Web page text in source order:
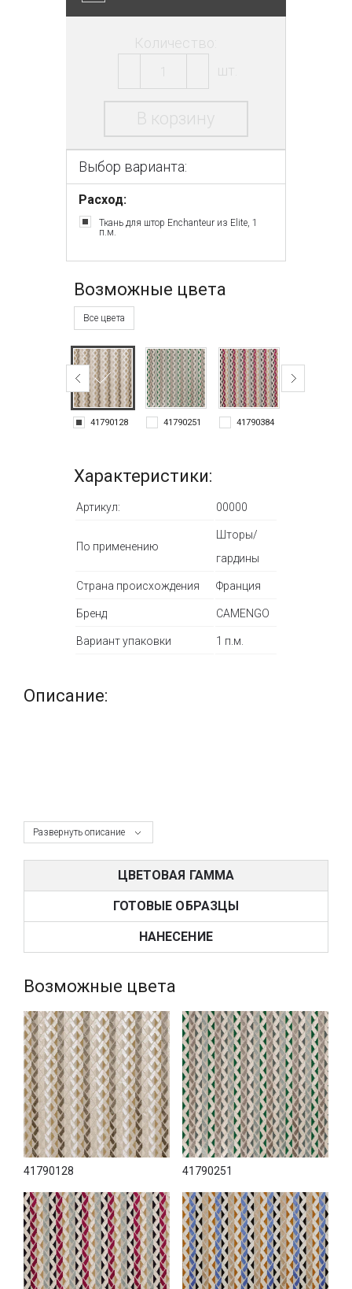
Количество:
шт.
В корзину
Выбор варианта:
Расход:
Ткань для штор Enchanteur из Elite, 1
п.м.
Возможные цвета
Все цвета
41790128 41790251 41790384
Характеристики:
Артикул: 00000
По применению
Шторы/
гардины
Страна происхождения Франция
Бренд CAMENGO
Вариант упаковки 1 п.м.
Развернуть описание
Описание:
ЦВЕТОВАЯ ГАММА
ГОТОВЫЕ ОБРАЗЦЫ
НАНЕСЕНИЕ
Возможные цвета
41790128 41790251